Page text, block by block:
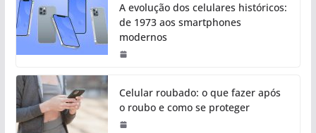
A evolução dos celulares históricos:
de 1973 aos smartphones
modernos
Celular roubado: o que fazer após
o roubo e como se proteger